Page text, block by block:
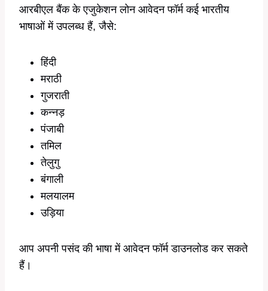
आरबीएल बैंक के एजुकेशन लोन आवेदन फॉर्म कई भारतीय
भाषाओं में उपलब्ध हैं, जैसे:
हिंदी
मराठी
गुजराती
कन्नड़
पंजाबी
तमिल
तेलुगु
बंगाली
मलयालम
उड़िया
आप अपनी पसंद की भाषा में आवेदन फॉर्म डाउनलोड कर सकते
हैं।